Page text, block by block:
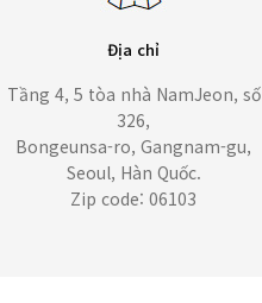
Địa chỉ
Tầng 4, 5 tòa nhà NamJeon, số
326,
Bongeunsa-ro, Gangnam-gu,
Seoul, Hàn Quốc.
Zip code: 06103